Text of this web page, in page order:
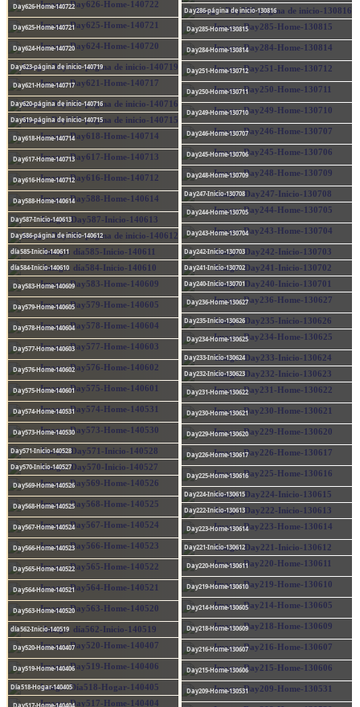
Day626-Home-140722
Day625-Home-140721
Day624-Home-140720
Day623-página de inicio-140719
Day621-Home-140717
Day620-página de inicio-140716
Day619-página de inicio-140715
Day618-Home-140714
Day617-Home-140713
Day616-Home-140712
Day588-Home-140614
Day587-Inicio-140613
Day586-página de inicio-140612
día585-Inicio-140611
día584-Inicio-140610
Day583-Home-140609
Day579-Home-140605
Day578-Home-140604
Day577-Home-140603
Day576-Home-140602
Day575-Home-140601
Day574-Home-140531
Day573-Home-140530
Day571-Inicio-140528
Day570-Inicio-140527
Day569-Home-140526
Day568-Home-140525
Day567-Home-140524
Day566-Home-140523
Day565-Home-140522
Day564-Home-140521
Day563-Home-140520
día562-Inicio-140519
Day520-Home-140407
Day519-Home-140406
Día518-Hogar-140405
Day286-página de inicio-130816
Day285-Home-130815
Day284-Home-130814
Day251-Home-130712
Day250-Home-130711
Day249-Home-130710
Day246-Home-130707
Day245-Home-130706
Day248-Home-130709
Day247-Inicio-130708
Day244-Home-130705
Day243-Home-130704
Day242-Inicio-130703
Day241-Inicio-130702
Day240-Inicio-130701
Day236-Home-130627
Day235-Inicio-130626
Day234-Home-130625
Day233-Inicio-130624
Day232-Inicio-130623
Day231-Home-130622
Day230-Home-130621
Day229-Home-130620
Day226-Home-130617
Day225-Home-130616
Day224-Inicio-130615
Day222-Inicio-130613
Day223-Home-130614
Day221-Inicio-130612
Day220-Home-130611
Day219-Home-130610
Day214-Home-130605
Day218-Home-130609
Day216-Home-130607
Day215-Home-130606
Day209-Home-130531